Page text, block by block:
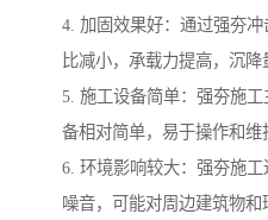
4. 加固效果好：通过强夯
比减小，承载力提高，沉降
5. 施工设备简单：强夯施
备相对简单，易于操作和维
6. 环境影响较大：强夯施
噪音，可能对周边建筑物